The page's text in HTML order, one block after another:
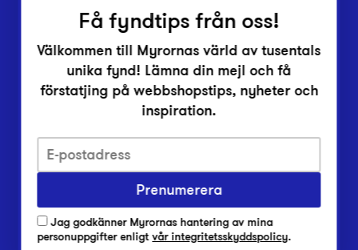
Integritetsskyddspolicy
Har du frågor om onlineköp, leverans eller retur?
Har du frågor om vår verksamhet?
Vanliga frågor om Myrorna
Få fyndtips från oss!
Välkommen till Myrornas värld av tusentals
unika fynd! Lämna din mejl och få
förstatjing på webbshopstips, nyheter och
inspiration.
Prenumerera
Jag godkänner Myrornas hantering av mina
personuppgifter enligtvår integritetsskyddspolicy.